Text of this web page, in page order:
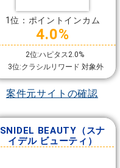
1位：ポイントインカム
4.0%
2位:ハピタス2.0%
3位:クラシルリワード 対象外
案件元サイトの確認
SNIDEL BEAUTY（スナ
イデル ビューティ）